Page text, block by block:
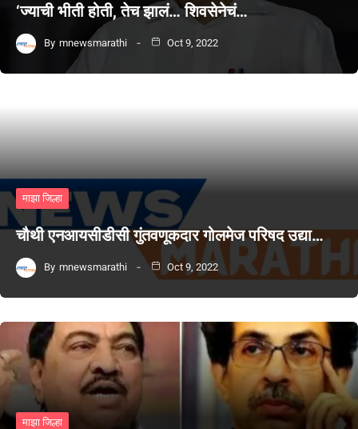
‘ज्याची भीती होती, तेच झालं… शिवसेनेचं…
By mnewsmarathi Oct 9, 2022
माझा जिल्हा
चौथी एनआयसीडीसी गुंतवणूकदार गोलमेज परिषद उद्या…
By mnewsmarathi Oct 9, 2022
माझा जिल्हा